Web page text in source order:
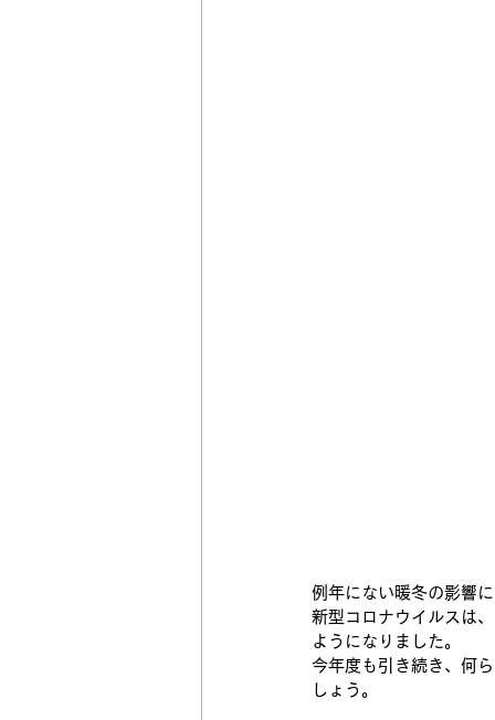
例年にない暖冬の影響
新型コロナウイルスは
ようになりました。
今年度も引き続き、何
しょう。